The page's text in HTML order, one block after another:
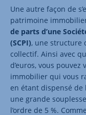
Une autre façon de
patrimoine
de parts d’une
(SCPI), une structure
collectif. Ainsi avec
d’euros, vous pouvez
immobilier qui vous
en étant dispensé
une grande
l’ordre de 5 %.